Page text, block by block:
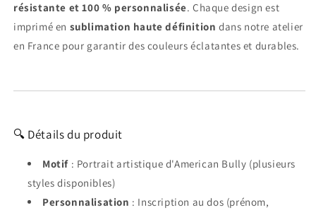
résistante et 100 % personnalisée. Chaque design est
imprimé en sublimation haute définition dans notre atelier
en France pour garantir des couleurs éclatantes et durables.
🔍 Détails du produit
Motif : Portrait artistique d'American Bully (plusieurs
styles disponibles)
Personnalisation : Inscription au dos (prénom,